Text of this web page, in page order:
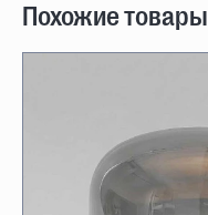
Похожие товары